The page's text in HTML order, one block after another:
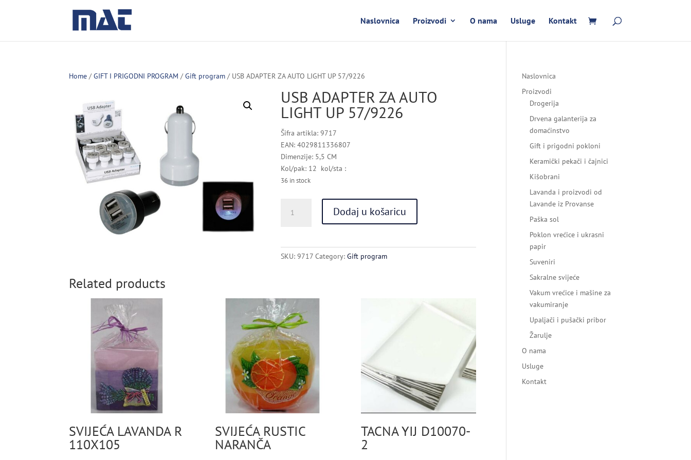
Naslovnica Proizvodi O nama Usluge Kontakt
Home /GIFT I PRIGODNI PROGRAM /Gift program / USB ADAPTER ZA AUTO LIGHT UP 57/9226
USB ADAPTER ZA AUTO
LIGHT UP 57/9226
Šifra artikla: 9717
EAN: 4029811336807
Dimenzije: 5,5 CM
Kol/pak: 12 kol/sta :
36 in stock
ADAPTER
Dodaj u košaricu
SKU:9717 Category:Gift program
Related products
SVIJEĆA LAVANDA R
110X105
SVIJEĆA RUSTIC
NARANČA
TACNA YIJ D10070-
2
Naslovnica
Proizvodi
Drogerija
Drvena galanterija za
domaćinstvo
Gift i prigodni pokloni
Keramički pekači i čajnici
Kišobrani
Lavanda i proizvodi od
Lavande iz Provanse
Paška sol
Poklon vrećice i ukrasni
papir
Suveniri
Sakralne svijeće
Vakum vrećice i mašine za
vakumiranje
Upaljači i pušački pribor
Žarulje
O nama
Usluge
Kontakt